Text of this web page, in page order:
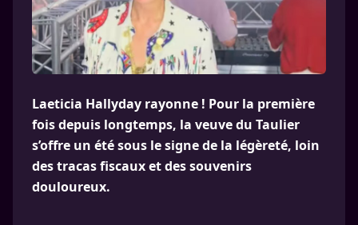
Laeticia Hallyday rayonne ! Pour la première
fois depuis longtemps, la veuve du Taulier
s’offre un été sous le signe de la légèreté, loin
des tracas fiscaux et des souvenirs
douloureux.